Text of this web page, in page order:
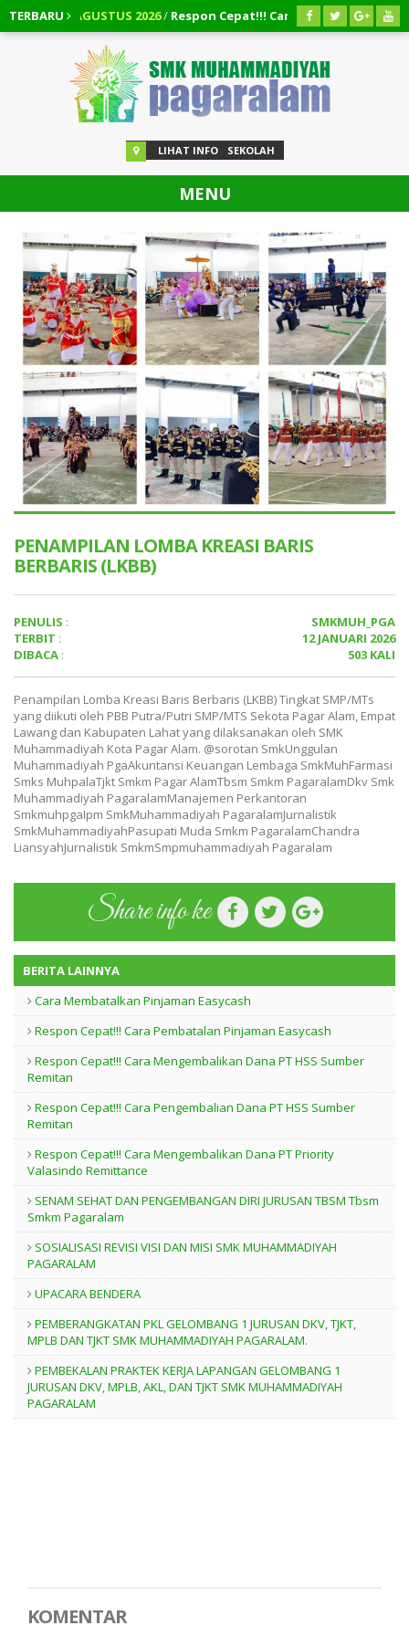
TERBARU
03 AGUSTUS 2026/Respon Cepat!!! Cara Pengembalian Dana
Membatalkan Pinjaman Easycash
LIHAT INFO SEKOLAH
MENU
PENAMPILAN LOMBA KREASI BARIS
BERBARIS (LKBB)
PENULIS :
SMKMUH_PGA
TERBIT :
12 JANUARI 2026
DIBACA : 503 KALI
Penampilan Lomba Kreasi Baris Berbaris (LKBB) Tingkat SMP/MTs
yang diikuti oleh PBB Putra/Putri SMP/MTS Sekota Pagar Alam, Empat
Lawang dan Kabupaten Lahat yang dilaksanakan oleh SMK
Muhammadiyah Kota Pagar Alam. @sorotan SmkUnggulan
Muhammadiyah PgaAkuntansi Keuangan Lembaga SmkMuhFarmasi
Smks MuhpalaTjkt Smkm Pagar AlamTbsm Smkm PagaralamDkv Smk
Muhammadiyah PagaralamManajemen Perkantoran
SmkmuhpgaIpm SmkMuhammadiyah PagaralamJurnalistik
SmkMuhammadiyahPasupati Muda Smkm PagaralamChandra
LiansyahJurnalistik SmkmSmpmuhammadiyah Pagaralam
Share info ke
BERITA LAINNYA
Cara Membatalkan Pinjaman Easycash
Respon Cepat!!! Cara Pembatalan Pinjaman Easycash
Respon Cepat!!! Cara Mengembalikan Dana PT HSS Sumber
Remitan
Respon Cepat!!! Cara Pengembalian Dana PT HSS Sumber
Remitan
Respon Cepat!!! Cara Mengembalikan Dana PT Priority
Valasindo Remittance
SENAM SEHAT DAN PENGEMBANGAN DIRI JURUSAN TBSM Tbsm
Smkm Pagaralam
SOSIALISASI REVISI VISI DAN MISI SMK MUHAMMADIYAH
PAGARALAM
UPACARA BENDERA
PEMBERANGKATAN PKL GELOMBANG 1 JURUSAN DKV, TJKT,
MPLB DAN TJKT SMK MUHAMMADIYAH PAGARALAM.
PEMBEKALAN PRAKTEK KERJA LAPANGAN GELOMBANG 1
JURUSAN DKV, MPLB, AKL, DAN TJKT SMK MUHAMMADIYAH
PAGARALAM
KOMENTAR